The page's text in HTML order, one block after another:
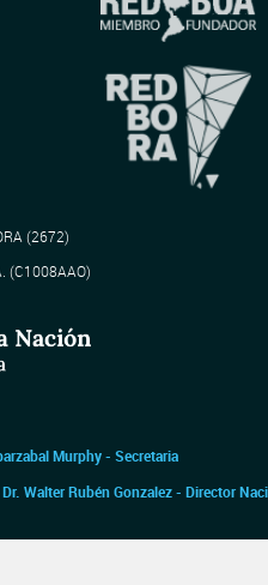
(2672)
(C1008AAO)
Murphy - Secretaria
Dr. Walter Rubén Gonzalez - Director